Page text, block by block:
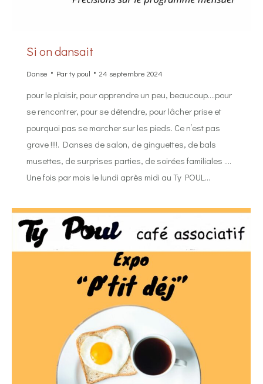
Si on dansait
Danse Party poul 24 septembre 2024
pour le plaisir, pour apprendre un peu, beaucoup….pour
se rencontrer, pour se détendre, pour lâcher prise et
pourquoi pas se marcher sur les pieds. Ce n’est pas
grave !!!!. Danses de salon, de ginguettes, de bals
musettes, de surprises parties, de soirées familiales ….
Une fois par mois le lundi après midi au Ty POUL…